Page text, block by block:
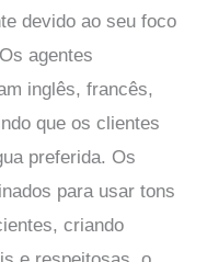
devido ao seu foco
agentes
inglês, francês,
que os clientes
preferida. Os
para usar tons
criando